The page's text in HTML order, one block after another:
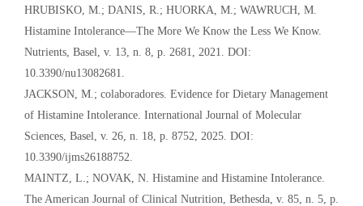
HRUBISKO, M.; DANIS, R.; HUORKA, M.; WAWRUCH, M.
Histamine Intolerance—The More We Know the Less We Know.
Nutrients, Basel, v. 13, n. 8, p. 2681, 2021. DOI:
10.3390/nu13082681.
JACKSON, M.; colaboradores. Evidence for Dietary Management
of Histamine Intolerance. International Journal of Molecular
Sciences, Basel, v. 26, n. 18, p. 8752, 2025. DOI:
10.3390/ijms26188752.
MAINTZ, L.; NOVAK, N. Histamine and Histamine Intolerance.
The American Journal of Clinical Nutrition, Bethesda, v. 85, n. 5, p.